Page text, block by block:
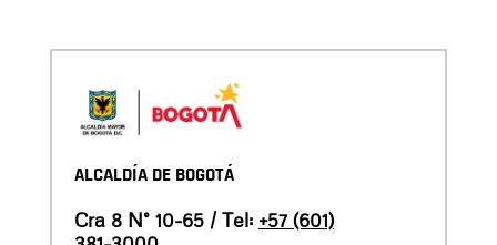
ALCALDÍA DE BOGOTÁ
Cra 8 N° 10-65 / Tel: +57 (601)